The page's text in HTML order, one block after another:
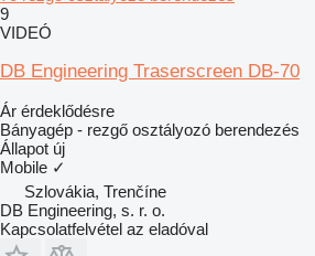
9
VIDEÓ
DB Engineering Traserscreen DB-70
Ár érdeklődésre
Bányagép - rezgő osztályozó berendezés
Állapot új
Mobile ✓
Szlovákia, Trenčíne
DB Engineering, s. r. o.
Kapcsolatfelvétel az eladóval